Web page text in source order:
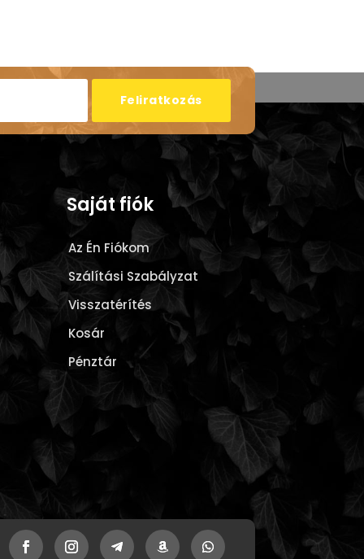
Feliratkozás
Saját fiók
Az Én Fiókom
Szálítási Szabályzat
Visszatérítés
Kosár
Pénztár